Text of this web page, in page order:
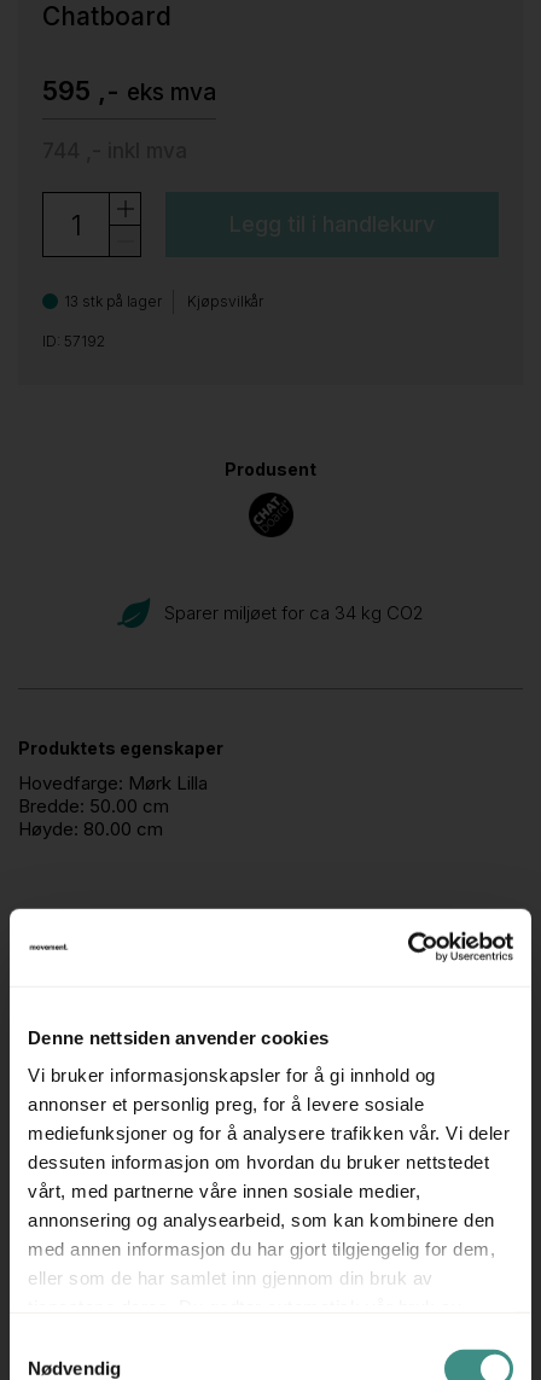
Denne nettsiden anvender cookies
Vi bruker informasjonskapsler for å gi innhold og
annonser et personlig preg, for å levere sosiale
mediefunksjoner og for å analysere trafikken vår. Vi deler
dessuten informasjon om hvordan du bruker nettstedet
vårt, med partnerne våre innen sosiale medier,
annonsering og analysearbeid, som kan kombinere den
med annen informasjon du har gjort tilgjengelig for dem,
eller som de har samlet inn gjennom din bruk av
Nødvendig
Chatboard
595 ,- eks mva
Legg til i handlekurv
13 stk på lager Kjøpsvilkår
ID: 57192
Produsent
Sparer miljøet for ca 34 kg CO2
Produktets egenskaper
Hovedfarge: Mørk Lilla
Bredde: 50.00 cm
Høyde: 80.00 cm
Enkel å henge opp, henger på 2 stk skruer. (se nærbilde
av baksidens opphengshull)
NB! Whiteboard er en varegruppe som bør hentes, da
faren for skade er stor med vanlig godstransportør.
Ta kontakt for mer informasjon rundt dette.